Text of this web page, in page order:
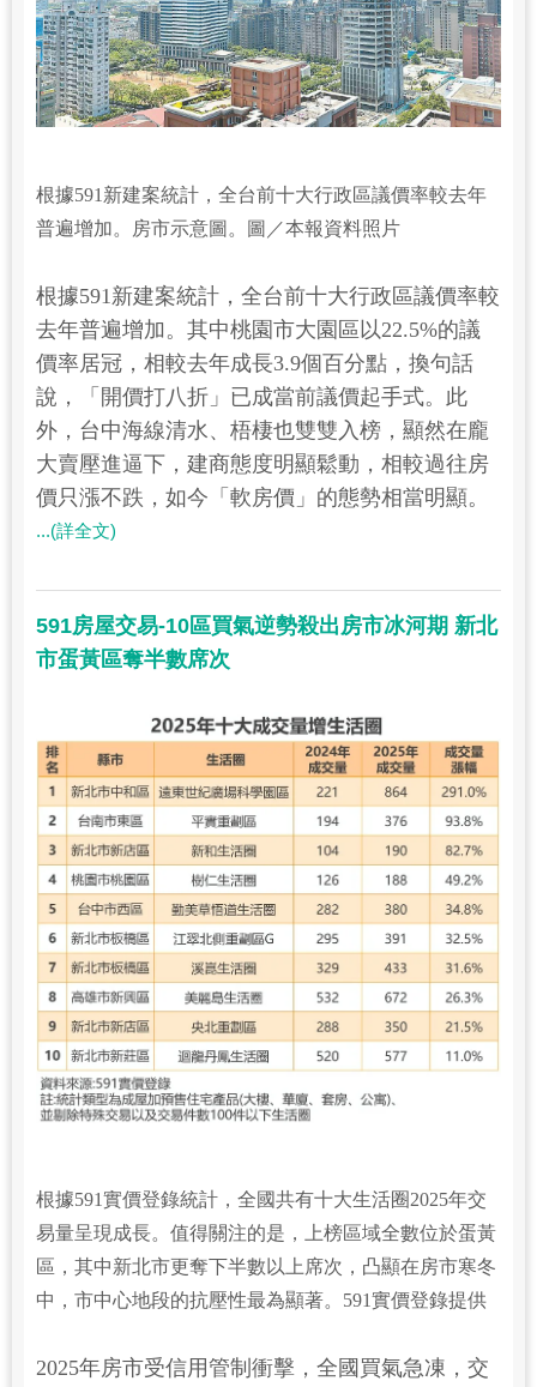
根據591新建案統計，全台前十大行政區議價率較去年
普遍增加。房市示意圖。圖／本報資料照片
根據591新建案統計，全台前十大行政區議價率較
去年普遍增加。其中桃園市大園區以22.5%的議
價率居冠，相較去年成長3.9個百分點，換句話
說，「開價打八折」已成當前議價起手式。此
外，台中海線清水、梧棲也雙雙入榜，顯然在龐
大賣壓進逼下，建商態度明顯鬆動，相較過往房
價只漲不跌，如今「軟房價」的態勢相當明顯。
...(詳全文)
591房屋交易-10區買氣逆勢殺出房市冰河期 新北
市蛋黃區奪半數席次
根據591實價登錄統計，全國共有十大生活圈2025年交
易量呈現成長。值得關注的是，上榜區域全數位於蛋黃
區，其中新北市更奪下半數以上席次，凸顯在房市寒冬
中，市中心地段的抗壓性最為顯著。591實價登錄提供
2025年房市受信用管制衝擊，全國買氣急凍，交